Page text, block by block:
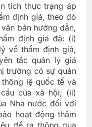
tích thực trạng áp
định giá, theo đó
bản hướng dẫn,
định giá đã: (i)
về thẩm định giá,
tắc quản lý giá
trường có sự quản
lệ quốc tế và
của xã hội; (ii)
Nhà nước đối với
hoạt động thẩm
đề ra thông qua